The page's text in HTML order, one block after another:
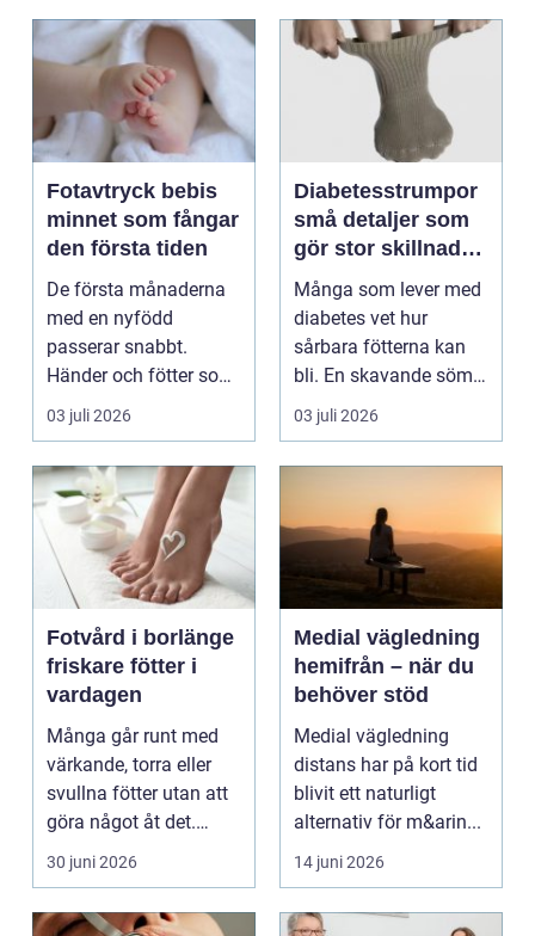
Fotavtryck bebis
minnet som fångar
den första tiden
De första månaderna
med en nyfödd
passerar snabbt.
Händer och fötter som
är mindre än någon
kunnat f...
03 juli 2026
Diabetesstrumpor
små detaljer som
gör stor skillnad
för känsliga fötter
Många som lever med
diabetes vet hur
sårbara fötterna kan
bli. En skavande söm,
en hård resår eller ...
03 juli 2026
Fotvård i borlänge
friskare fötter i
vardagen
Många går runt med
värkande, torra eller
svullna fötter utan att
göra något åt det.
Fötterna bär hel...
30 juni 2026
Medial vägledning
hemifrån – när du
behöver stöd
Medial vägledning
distans har på kort tid
blivit ett naturligt
alternativ för m&arin...
14 juni 2026